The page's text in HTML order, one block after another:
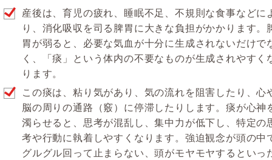
産後は、育児の疲れ、睡眠不足、不規則な食事などに
り、消化吸収を司る脾胃に大きな負担がかかります。
胃が弱ると、必要な気血が十分に生成されないだけで
く、「痰」という体内の不要なものが生成されやすく
ります。
この痰は、粘り気があり、気の流れを阻害したり、心
脳の周りの通路（竅）に停滞したりします。痰が心神
濁らせると、思考が混乱し、集中力が低下し、特定の
考や行動に執着しやすくなります。強迫観念が頭の中
グルグル回って止まらない、頭がモヤモヤするといっ